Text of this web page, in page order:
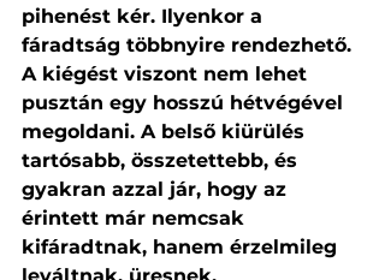
pihenést kér. Ilyenkor a
fáradtság többnyire rendezhető.
A kiégést viszont nem lehet
pusztán egy hosszú hétvégével
megoldani. A belső kiürülés
tartósabb, összetettebb, és
gyakran azzal jár, hogy az
érintett már nemcsak
kifáradtnak, hanem érzelmileg